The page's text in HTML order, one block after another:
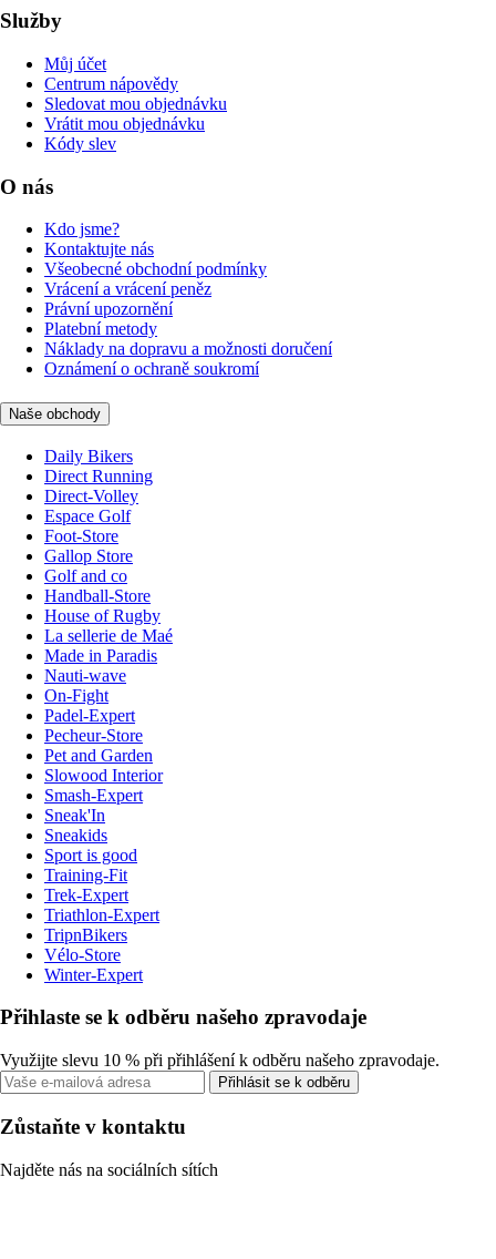
Služby
Můj účet
Centrum nápovědy
Sledovat mou objednávku
Vrátit mou objednávku
Kódy slev
O nás
Kdo jsme?
Kontaktujte nás
Všeobecné obchodní podmínky
Vrácení a vrácení peněz
Právní upozornění
Platební metody
Náklady na dopravu a možnosti doručení
Oznámení o ochraně soukromí
Naše obchody
Daily Bikers
Direct Running
Direct-Volley
Espace Golf
Foot-Store
Gallop Store
Golf and co
Handball-Store
House of Rugby
La sellerie de Maé
Made in Paradis
Nauti-wave
On-Fight
Padel-Expert
Pecheur-Store
Pet and Garden
Slowood Interior
Smash-Expert
Sneak'In
Sneakids
Sport is good
Training-Fit
Trek-Expert
Triathlon-Expert
TripnBikers
Vélo-Store
Winter-Expert
Přihlaste se k odběru našeho zpravodaje
Využijte slevu 10 % při přihlášení k odběru našeho zpravodaje.
Přihlásit se k odběru
Zůstaňte v kontaktu
Najděte nás na sociálních sítích